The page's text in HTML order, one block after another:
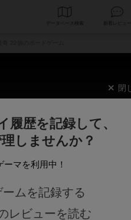
データベース
名、メカニクス名を対象にフリーワード検
ゲームデザイナー名を指定して検索でき
ゲームデザイナー
世界観や登場人物など
テーマ/フレーバー
閉
歴を記録して、
しませんか？
ーマを利用中！
ムを記録する
レビューを読む